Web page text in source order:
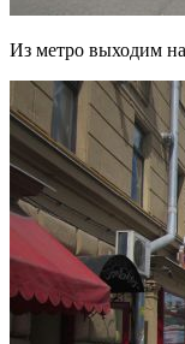
Из метро выходим